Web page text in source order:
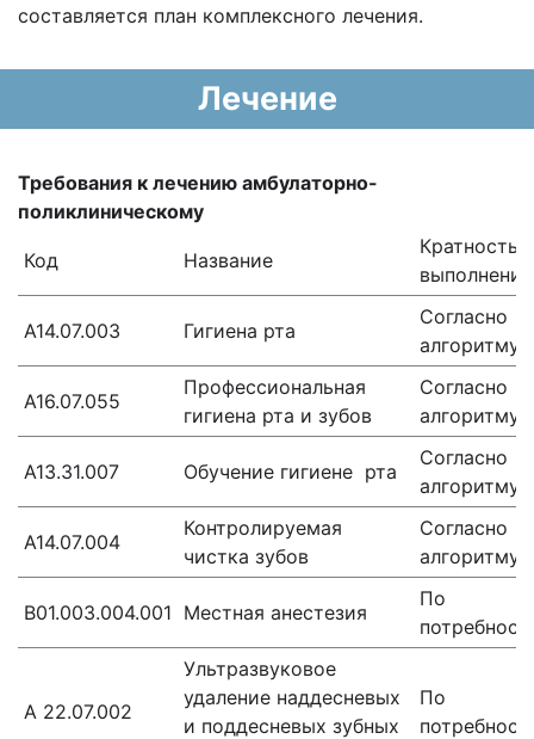
составляется план комплексного лечения.
Лечение
Требования к лечению амбулаторно-
поликлиническому
Код Название
Кратность
выполнения
А14.07.003 Гигиена рта
Согласно
алгоритму
А16.07.055
Профессиональная
гигиена рта и зубов
Согласно
алгоритму
A13.31.007 Обучение гигиене рта
Согласно
алгоритму
А14.07.004
Контролируемая
чистка зубов
Согласно
алгоритму
B01.003.004.001 Местная анестезия
По
А 22.07.002
Ультразвуковое
удаление наддесневых
и поддесневых зубных
По